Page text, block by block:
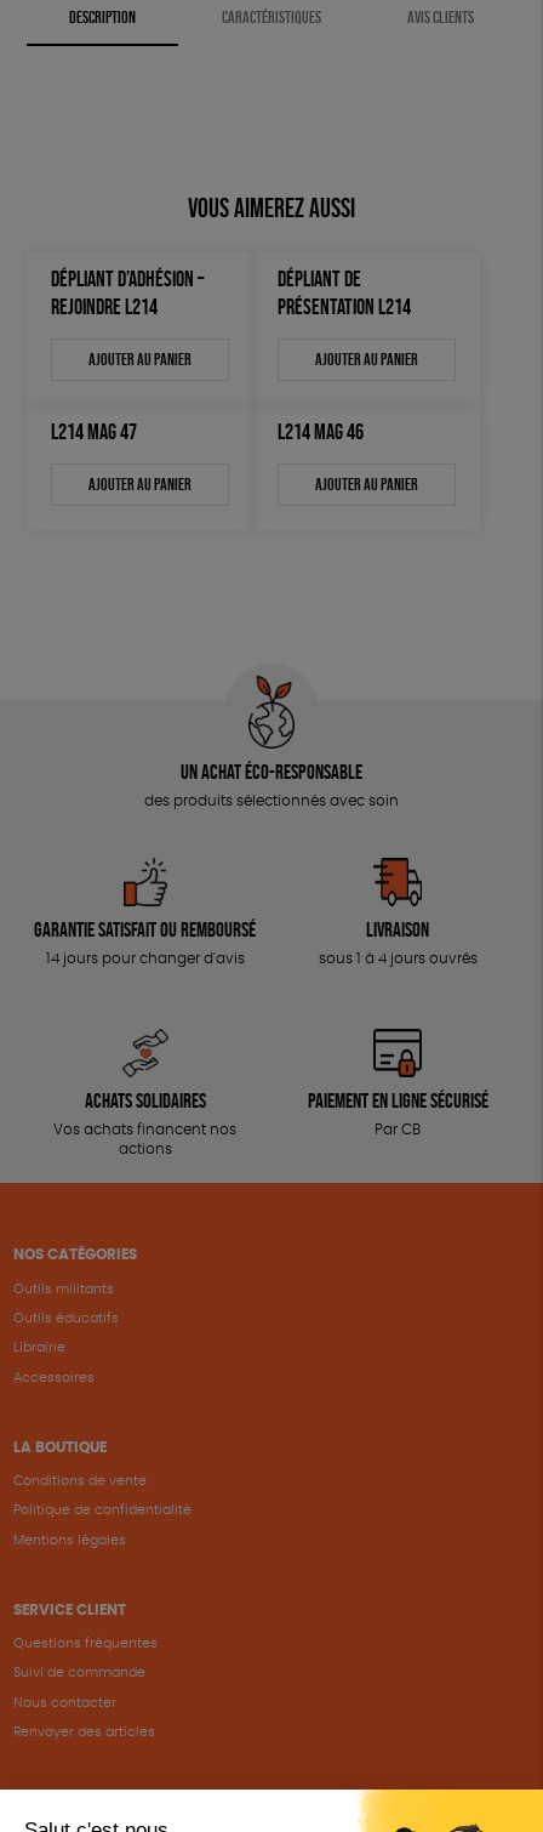
DESCRIPTION CARACTÉRISTIQUES AVIS CLIENTS
Vous aimerez aussi
DÉPLIANT D’ADHÉSION –
REJOINDRE L214
Ajouter au panier
DÉPLIANT DE
PRÉSENTATION L214
Ajouter au panier
L214 MAG 47
Ajouter au panier
L214 MAG 46
Ajouter au panier
Un achat éco-responsable
des produits sélectionnés avec soin
Garantie satisfait ou remboursé
14 jours pour changer d'avis
Livraison
sous 1 à 4 jours ouvrés
Achats solidaires
Vos achats financent nos
actions
Paiement en ligne sécurisé
Par CB
NOS CATÉGORIES
Outils militants
Outils éducatifs
Librairie
Accessoires
LA BOUTIQUE
Conditions de vente
Politique de confidentialité
Mentions légales
SERVICE CLIENT
Questions fréquentes
Suivi de commande
Nous contacter
Renvoyer des articles